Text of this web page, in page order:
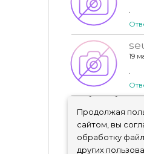
19
Чтобы
авторизоваться!
Продолжая
сайтом, вы
обработку
других